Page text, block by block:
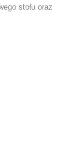
stołu oraz